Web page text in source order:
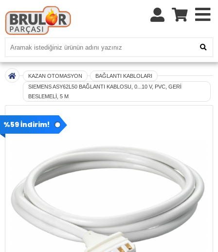
KAZAN OTOMASYON
BAĞLANTI KABLOLARI
SIEMENS ASY62L50 BAĞLANTI KABLOSU, 0...10 V, PVC, GERİ
BESLEMELİ, 5 M
%59 İndirim!